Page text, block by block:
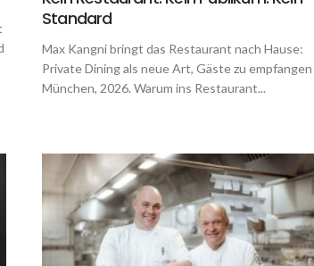
Standard
Max Kangni bringt das Restaurant nach Hause:
Private Dining als neue Art, Gäste zu empfangen
München, 2026. Warum ins Restaurant...